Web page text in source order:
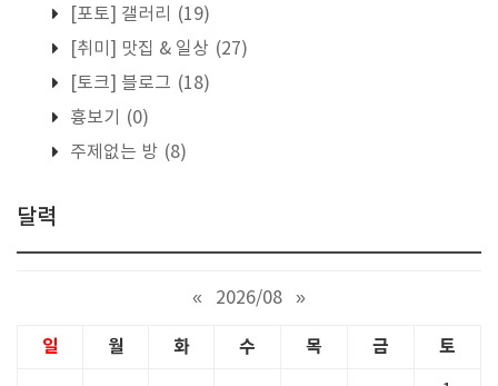
[포토] 갤러리
(19)
[취미] 맛집 & 일상 (27)
[토크] 블로그 (18)
흉보기
(0)
주제없는 방 (8)
달력
« 2026/08 »
일 월 화 수 목 금 토